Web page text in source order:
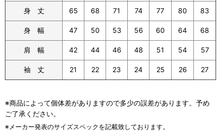
身 丈 65 68 71 74 77 80 83
身 幅 47 50 53 56 60 64 68
肩 幅 42 44 46 48 51 54 57
袖 丈 21 22 23 24 25 26 27
※商品によって個体差がありますので多少の誤差があります。予め
ご了承ください。
※メーカー発表のサイズスペックを記載致しております。